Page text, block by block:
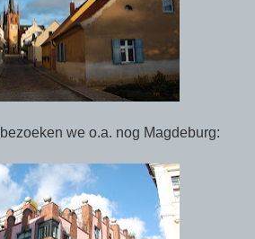
we o.a. nog Magdeburg: